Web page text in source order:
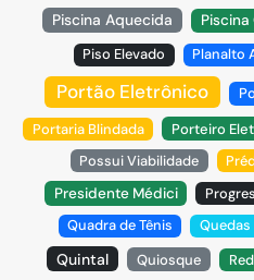
Piscina Aquecida
Piso Elevado
Planalto
Portão Eletrônico
Portaria Blindada
Porteiro
Possui Viabilidade
Presidente Médici
Quadra de Tênis
Quedas
Quintal Quiosque